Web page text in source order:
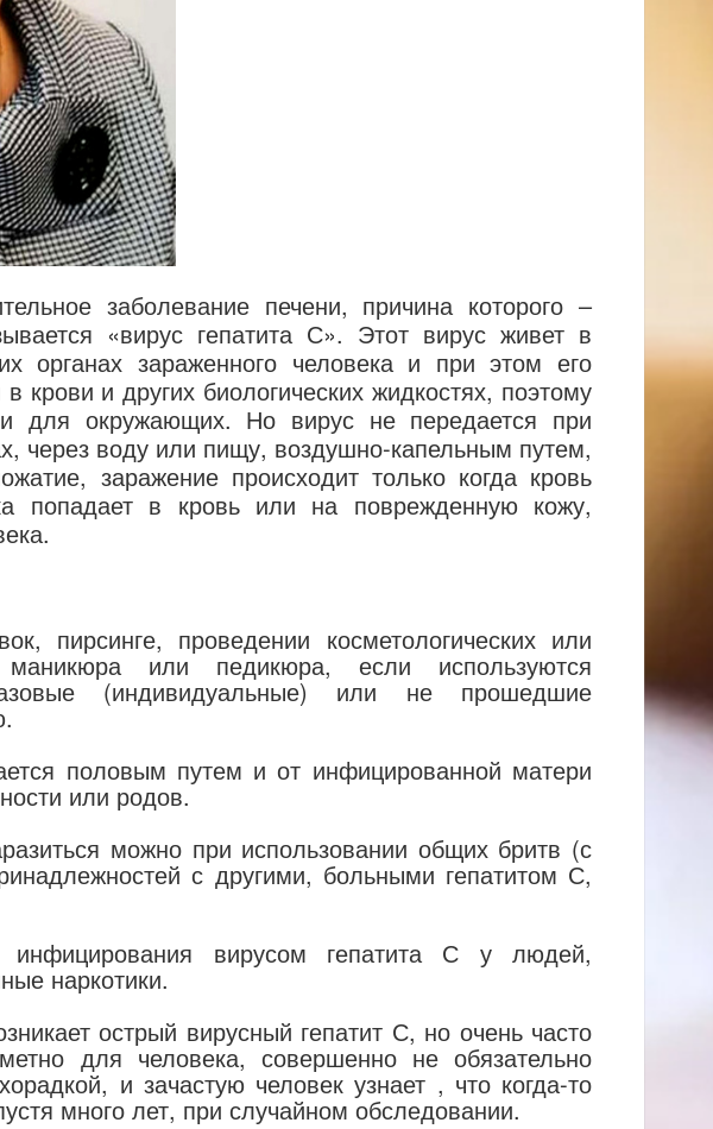
заболевание печени, причина которого –
«вирус гепатита С». Этот вирус живет в
органах зараженного человека и при этом его
крови и других биологических жидкостях, поэтому
для окружающих. Но вирус не передается при
через воду или пищу, воздушно-капельным путем,
заражение происходит только когда кровь
попадает в кровь или на поврежденную кожу,
пирсинге, проведении косметологических или
маникюра или педикюра, если используются
(индивидуальные) или не прошедшие
половым путем и от инфицированной матери
или родов.
можно при использовании общих бритв (с
с другими, больными гепатитом С,
инфицирования вирусом гепатита С у людей,
наркотики.
острый вирусный гепатит С, но очень часто
для человека, совершенно не обязательно
и зачастую человек узнает , что когда-то
много лет, при случайном обследовании.